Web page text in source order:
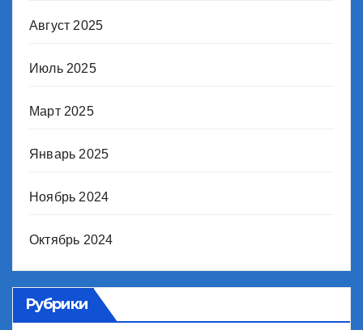
Август 2025
Июль 2025
Март 2025
Январь 2025
Ноябрь 2024
Октябрь 2024
Рубрики